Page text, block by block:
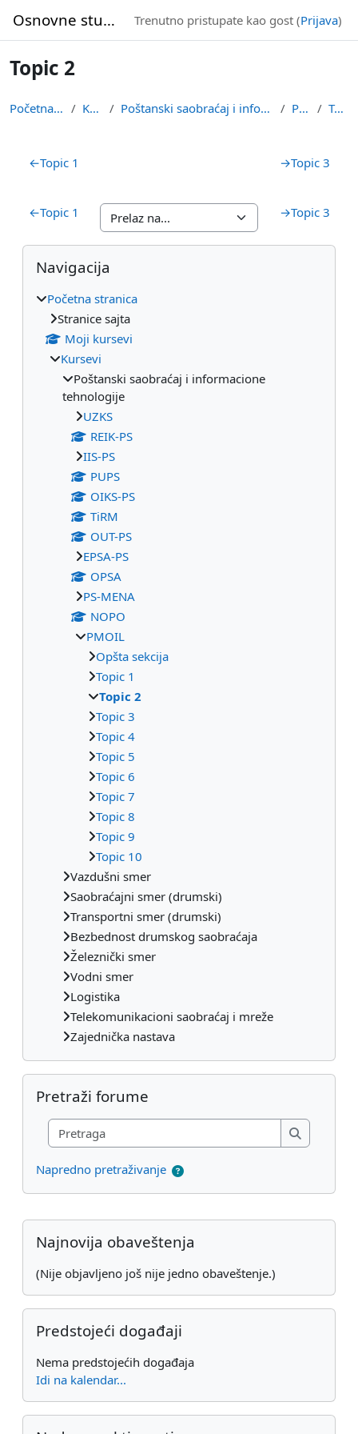
Osnovne studije Trenutno pristupate kao gost (Prijava)
Topic 2
Početna stranica Kursevi Poštanski saobraćaj i informacione tehnologije PMOIL Topic 2
Pregled sekcija
←Topic 1 →Topic 3
←Topic 1 →Topic 3
Blokovi
Preskoči Navigacija
Navigacija
Početna stranica
Stranice sajta
Moji kursevi
Kursevi
Poštanski saobraćaj i informacione
tehnologije
UZKS
REIK-PS
IIS-PS
PUPS
OIKS-PS
TiRM
OUT-PS
EPSA-PS
OPSA
PS-MENA
NOPO
PMOIL
Opšta sekcija
Topic 1
Topic 2
Topic 3
Topic 4
Topic 5
Topic 6
Topic 7
Topic 8
Topic 9
Topic 10
Vazdušni smer
Saobraćajni smer (drumski)
Transportni smer (drumski)
Bezbednost drumskog saobraćaja
Železnički smer
Vodni smer
Logistika
Telekomunikacioni saobraćaj i mreže
Zajednička nastava
Preskoči Pretraži forume
Pretraži forume
Pretraga
Pretraga
Napredno pretraživanje
Dodatni blokovi
Preskoči Najnovija obaveštenja
Najnovija obaveštenja
(Nije objavljeno još nije jedno obaveštenje.)
Preskoči Predstojeći događaji
Predstojeći događaji
Nema predstojećih događaja
Idi na kalendar...
Preskoči Nedavne aktivnosti